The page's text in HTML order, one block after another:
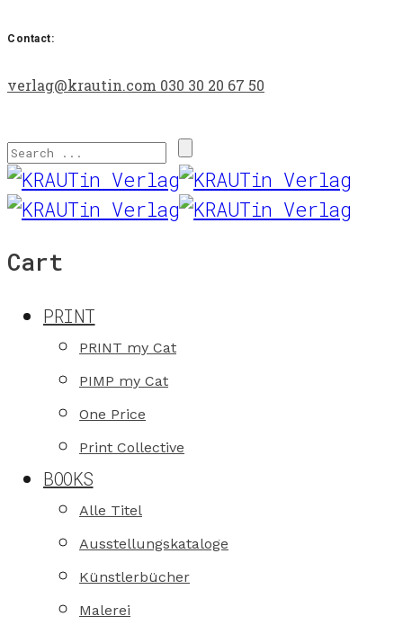
Contact:
verlag@krautin.com 030 30 20 67 50‬
Cart
PRINT
PRINT my Cat
PIMP my Cat
One Price
Print Collective
BOOKS
Alle Titel
Ausstellungskataloge
Künstlerbücher
Malerei